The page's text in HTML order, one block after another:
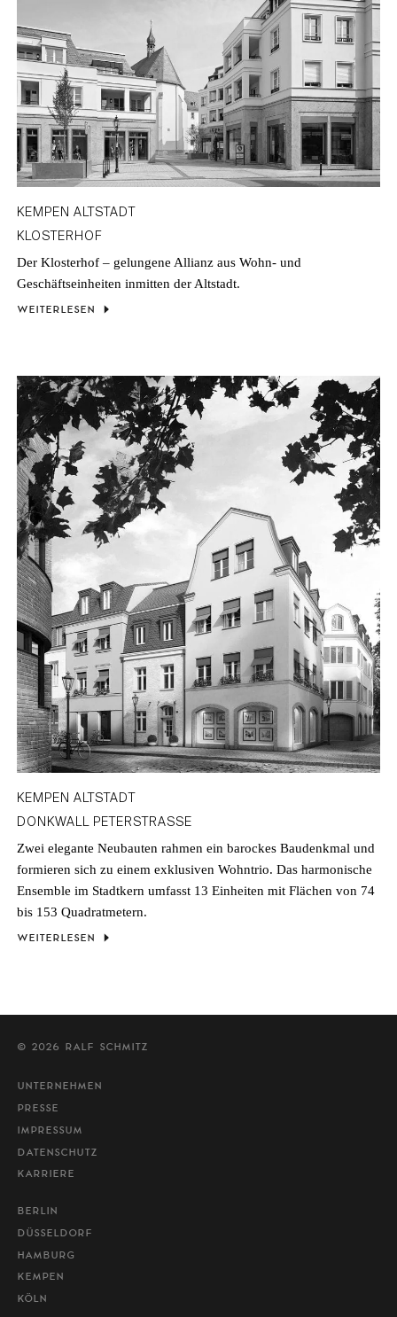
KEMPEN ALTSTADT
KLOSTERHOF
Der Klosterhof – gelungene Allianz aus Wohn- und
Geschäftseinheiten inmitten der Altstadt.
WEITERLESEN
KEMPEN ALTSTADT
DONKWALL PETERSTRASSE
Zwei elegante Neubauten rahmen ein barockes Baudenkmal und
formieren sich zu einem exklusiven Wohntrio. Das harmonische
Ensemble im Stadtkern umfasst 13 Einheiten mit Flächen von 74
bis 153 Quadratmetern.
WEITERLESEN
© 2026 RALF SCHMITZ
UNTERNEHMEN
PRESSE
IMPRESSUM
DATENSCHUTZ
KARRIERE
BERLIN
DÜSSELDORF
HAMBURG
KEMPEN
KÖLN
NEWSLETTER
MELDEN SIE SICH FÜR UNSEREN
NEWSLETTER AN UND ERHALTEN SIE
ALS ERSTER INFORMATIONEN ZU
UNSEREN OBJEKTEN UND
NEUIGKEITEN VON RALF SCHMITZ.